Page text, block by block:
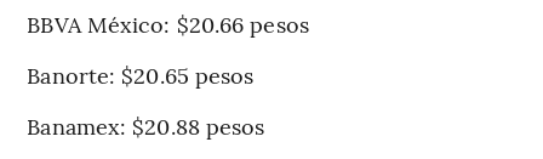
BBVA México: $20.66 pesos
Banorte: $20.65 pesos
Banamex: $20.88 pesos